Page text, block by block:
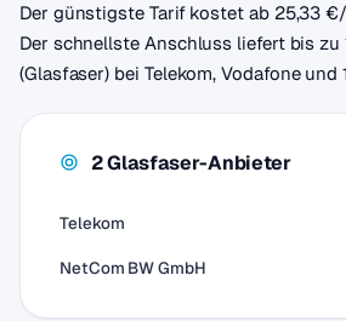
Der günstigste Tarif kostet ab 25,33
Der schnellste Anschluss liefert bis
(Glasfaser) bei Telekom, Vodafone und
2 Glasfaser-Anbieter
Telekom
NetCom BW GmbH